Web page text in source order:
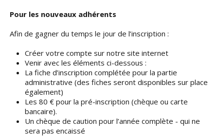
Pour les nouveaux adhérents
Afin de gagner du temps le jour de l’inscription :
Créer votre compte sur notre site internet
Venir avec les éléments ci-dessous :
La fiche d’inscription complétée pour la partie
administrative (des fiches seront disponibles sur place
également)
Les 80 € pour la pré-inscription (chèque ou carte
bancaire).
Un chèque de caution pour l’année complète - qui ne
sera pas encaissé